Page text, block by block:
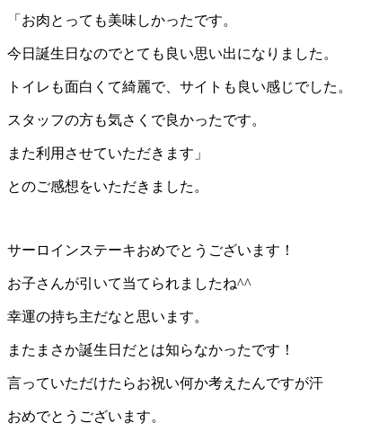
「お肉とっても美味しかったです。
今日誕生日なのでとても良い思い出になりました。
トイレも面白くて綺麗で、サイトも良い感じでした。
スタッフの方も気さくで良かったです。
また利用させていただきます」
とのご感想をいただきました。
サーロインステーキおめでとうございます！
お子さんが引いて当てられましたね^^
幸運の持ち主だなと思います。
またまさか誕生日だとは知らなかったです！
言っていただけたらお祝い何か考えたんですが汗
おめでとうございます。